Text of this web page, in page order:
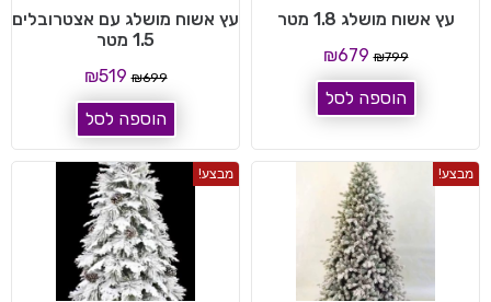
עץ אשוח מושלג 1.8 מטר
₪799
₪679
הוספה לסל
עץ אשוח מושלג עם אצטרובלים
1.5 מטר
₪699
₪519
הוספה לסל
מבצע! מבצע!